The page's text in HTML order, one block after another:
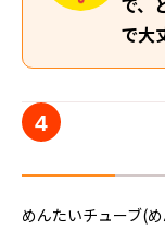
で大
4
めんたいチューブ(